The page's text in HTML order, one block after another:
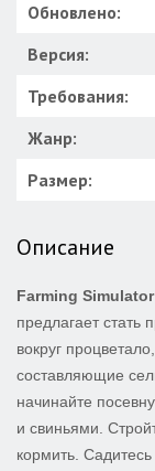
Обновлено:
Версия:
Требования:
Жанр:
Размер:
Описание
Farming
предлагает стать
вокруг
составляющие
начинайте
и свиньями.
кормить.